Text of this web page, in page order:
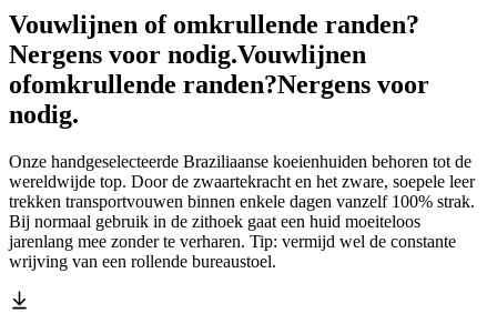
Vouwlijnen of omkrullende randen?
Nergens voor nodig.Vouwlijnen
ofomkrullende randen?Nergens voor
nodig.
Onze handgeselecteerde Braziliaanse koeienhuiden behoren tot de
wereldwijde top. Door de zwaartekracht en het zware, soepele leer
trekken transportvouwen binnen enkele dagen vanzelf 100% strak.
Bij normaal gebruik in de zithoek gaat een huid moeiteloos
jarenlang mee zonder te verharen. Tip: vermijd wel de constante
wrijving van een rollende bureaustoel.